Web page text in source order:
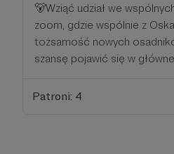
🐻Wziąć udział we
zoom, gdzie wspólnie z
tożsamość nowych
szansę pojawić się w
Patroni: 4